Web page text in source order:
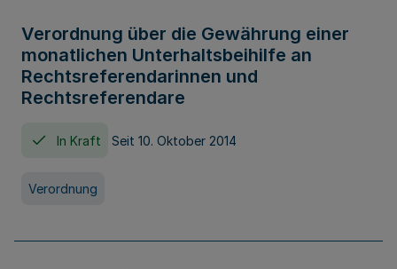
Verordnung über die Gewährung einer
monatlichen Unterhaltsbeihilfe an
Rechtsreferendarinnen und
Rechtsreferendare
In Kraft Seit 10. Oktober 2014
Verordnung